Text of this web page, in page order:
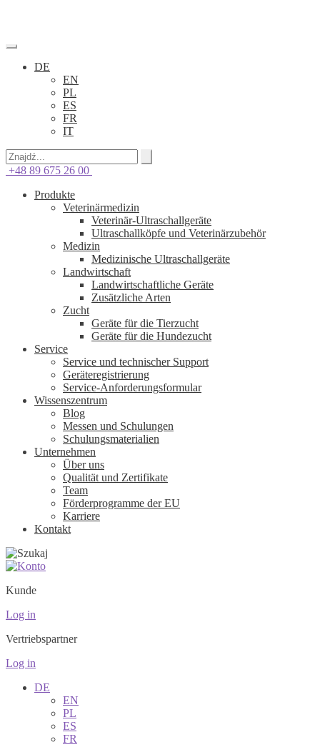
DE
EN
PL
ES
FR
IT
+48 89 675 26 00
Produkte
Veterinärmedizin
Veterinär-Ultraschallgeräte
Ultraschallköpfe und Veterinärzubehör
Medizin
Medizinische Ultraschallgeräte
Landwirtschaft
Landwirtschaftliche Geräte
Zusätzliche Arten
Zucht
Geräte für die Tierzucht
Geräte für die Hundezucht
Service
Service und technischer Support
Geräteregistrierung
Service-Anforderungsformular
Wissenszentrum
Blog
Messen und Schulungen
Schulungsmaterialien
Unternehmen
Über uns
Qualität und Zertifikate
Team
Förderprogramme der EU
Karriere
Kontakt
Kunde
Log in
Vertriebspartner
Log in
DE
EN
PL
ES
FR